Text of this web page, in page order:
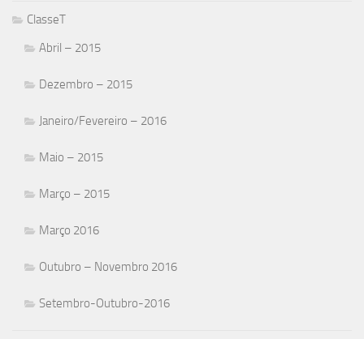
ClasseT
Abril – 2015
Dezembro – 2015
Janeiro/Fevereiro – 2016
Maio – 2015
Março – 2015
Março 2016
Outubro – Novembro 2016
Setembro-Outubro-2016